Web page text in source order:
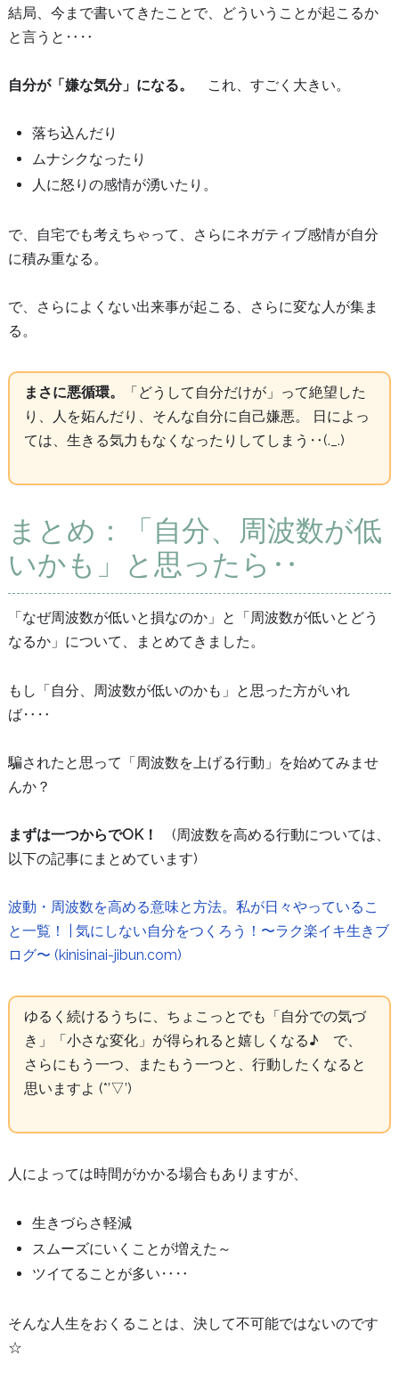
結局、今まで書いてきたことで、どういうことが起こるか
と言うと‥‥
自分が「嫌な気分」になる。 これ、すごく大きい。
落ち込んだり
ムナシクなったり
人に怒りの感情が湧いたり。
で、自宅でも考えちゃって、さらにネガティブ感情が自分
に積み重なる。
で、さらによくない出来事が起こる、さらに変な人が集ま
る。
まさに悪循環。
「どうして自分だけが」って絶望した
り、人を妬んだり、そんな自分に自己嫌悪。 日によっ
ては、生きる気力もなくなったりしてしまう‥(._.)
まとめ：「自分、周波数が低
いかも」と思ったら‥
「なぜ周波数が低いと損なのか」と「周波数が低いとどう
なるか」について、まとめてきました。
もし「自分、周波数が低いのかも」と思った方がいれ
ば‥‥
騙されたと思って「周波数を上げる行動」を始めてみませ
んか？
まずは一つからでOK！ (周波数を高める行動については、
以下の記事にまとめています)
波動・周波数を高める意味と方法。私が日々やっているこ
と一覧！ | 気にしない自分をつくろう！〜ラク楽イキ生きブ
ログ〜 (kinisinai-jibun.com)
ゆるく続けるうちに、ちょこっとでも「自分での気づ
き」「小さな変化」が得られると嬉しくなる♪ で、
さらにもう一つ、またもう一つと、行動したくなると
思いますよ (*’▽’)
人によっては時間がかかる場合もありますが、
生きづらさ軽減
スムーズにいくことが増えた～
ツイてることが多い‥‥
そんな人生をおくることは、決して不可能ではないのです
☆